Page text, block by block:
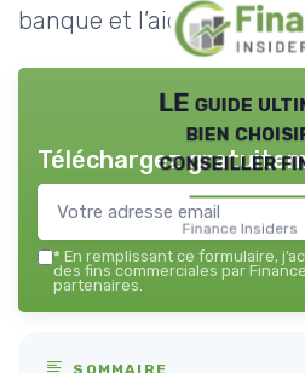
banque et l’aide d’un
LE guide
bien
conseiller
Finance Insiders
Téléchargez
* En remplissant ce formulaire,
des fins commerciales par
partenaires.
SOMMAIRE